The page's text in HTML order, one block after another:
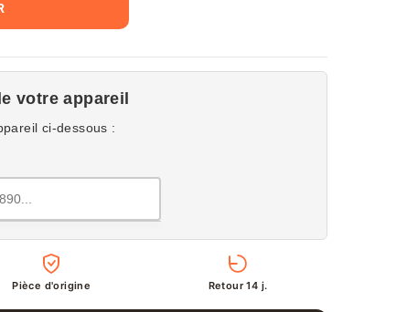
votre appareil
ci-dessous :
Pièce d'origine Retour 14 j.